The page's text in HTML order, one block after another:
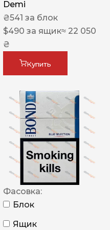
Demi
₴541 за блок
$490 за ящик≈ 22 050
₴
Купить
Фасовка:
Блок
Ящик